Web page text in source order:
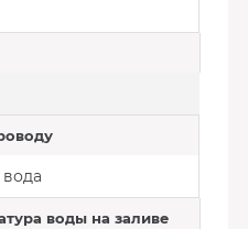
воды на заливе